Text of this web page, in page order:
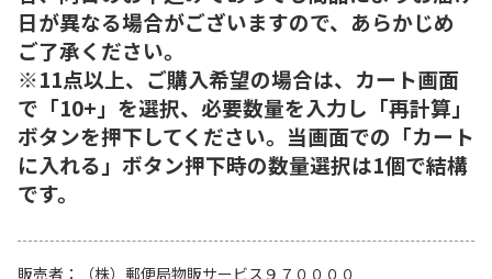
日が異なる場合がございますので、あらかじめ
ご了承ください。
※11点以上、ご購入希望の場合は、カート画面
で「10+」を選択、必要数量を入力し「再計算」
ボタンを押下してください。当画面での「カート
に入れる」ボタン押下時の数量選択は1個で結構
です。
販売者
（株）郵便局物販サービス９７００００